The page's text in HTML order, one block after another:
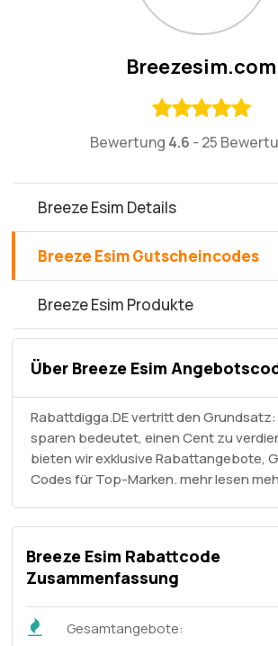
Breezesim.com
Bewertung 4.6 - 25
Breeze Esim Details
Breeze Esim Gutscheincodes
Breeze Esim Produkte
Über Breeze Esim
Rabattdigga.DE vertritt den
sparen bedeutet, einen Cent zu
bieten wir exklusive Rabattangebote,
Codes für Top-Marken. mehr lesen
Breeze Esim Rabattcode
Zusammenfassung
Gesamtangebote: